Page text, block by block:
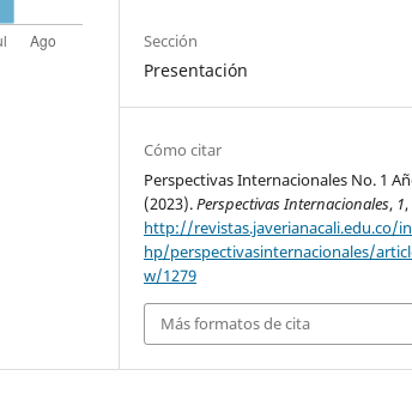
Sección
Presentación
Cómo citar
Perspectivas Internacionales No. 1
(2023).Perspectivas Internacionales, 1,
http://revistas.javerianacali.edu.co/
hp/perspectivasinternacionales/
w/1279
Más formatos de cita